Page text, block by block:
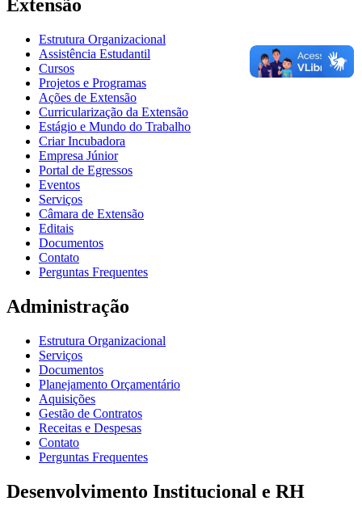
Extensão
Estrutura Organizacional
Assistência Estudantil
Cursos
Projetos e Programas
Ações de Extensão
Curricularização da Extensão
Estágio e Mundo do Trabalho
Criar Incubadora
Empresa Júnior
Portal de Egressos
Eventos
Serviços
Câmara de Extensão
Editais
Documentos
Contato
Perguntas Frequentes
Administração
Estrutura Organizacional
Serviços
Documentos
Planejamento Orçamentário
Aquisições
Gestão de Contratos
Receitas e Despesas
Contato
Perguntas Frequentes
Desenvolvimento Institucional e RH